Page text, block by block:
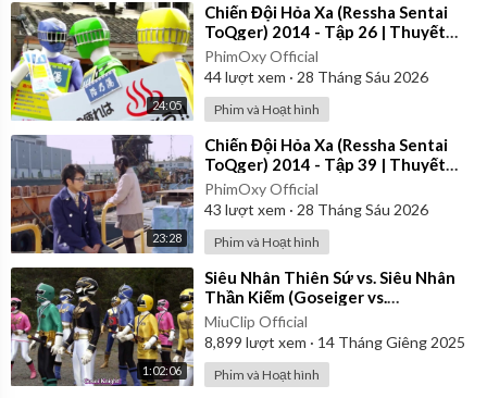
24:05
⁣Chiến Đội Hỏa Xa (Ressha Sentai
ToQger) 2014 - Tập 26 | Thuyết
Minh
PhimOxy Official
44lượt xem · 28 Tháng Sáu 2026
Phim và Hoạt hình
23:28
⁣Chiến Đội Hỏa Xa (Ressha Sentai
ToQger) 2014 - Tập 39 | Thuyết
Minh
PhimOxy Official
43 lượt xem · 28 Tháng Sáu 2026
Phim và Hoạt hình
1:02:06
⁣Siêu Nhân Thiên Sứ vs. Siêu Nhân
Thần Kiếm (Goseiger vs.
Shinkenger) | Vietsub
MiuClip Official
8,899 lượt xem · 14 Tháng Giêng 2025
Phim và Hoạt hình